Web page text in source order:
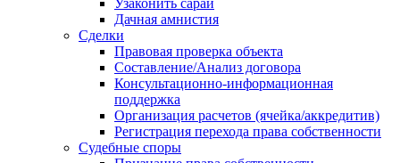
Узаконить сарай
Дачная амнистия
Сделки
Правовая проверка объекта
Составление/Анализ договора
Консультационно-информационная
поддержка
Организация расчетов (ячейка/аккредитив)
Регистрация перехода права собственности
Судебные споры